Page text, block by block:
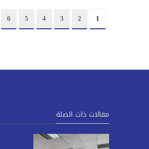
1
2
3
4
5
6
مقالات ذات الصلة